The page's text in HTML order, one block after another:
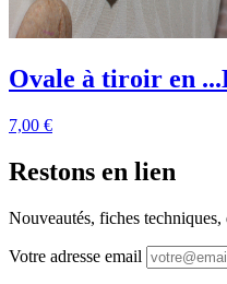
Ovale à tiroir en
7,00 €
Restons en lien
Nouveautés, fiches
Votre adresse email